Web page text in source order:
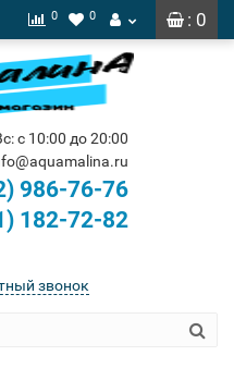
: 0
0 0
с 10:00 до 20:00
986-76-76
182-72-82
звонок